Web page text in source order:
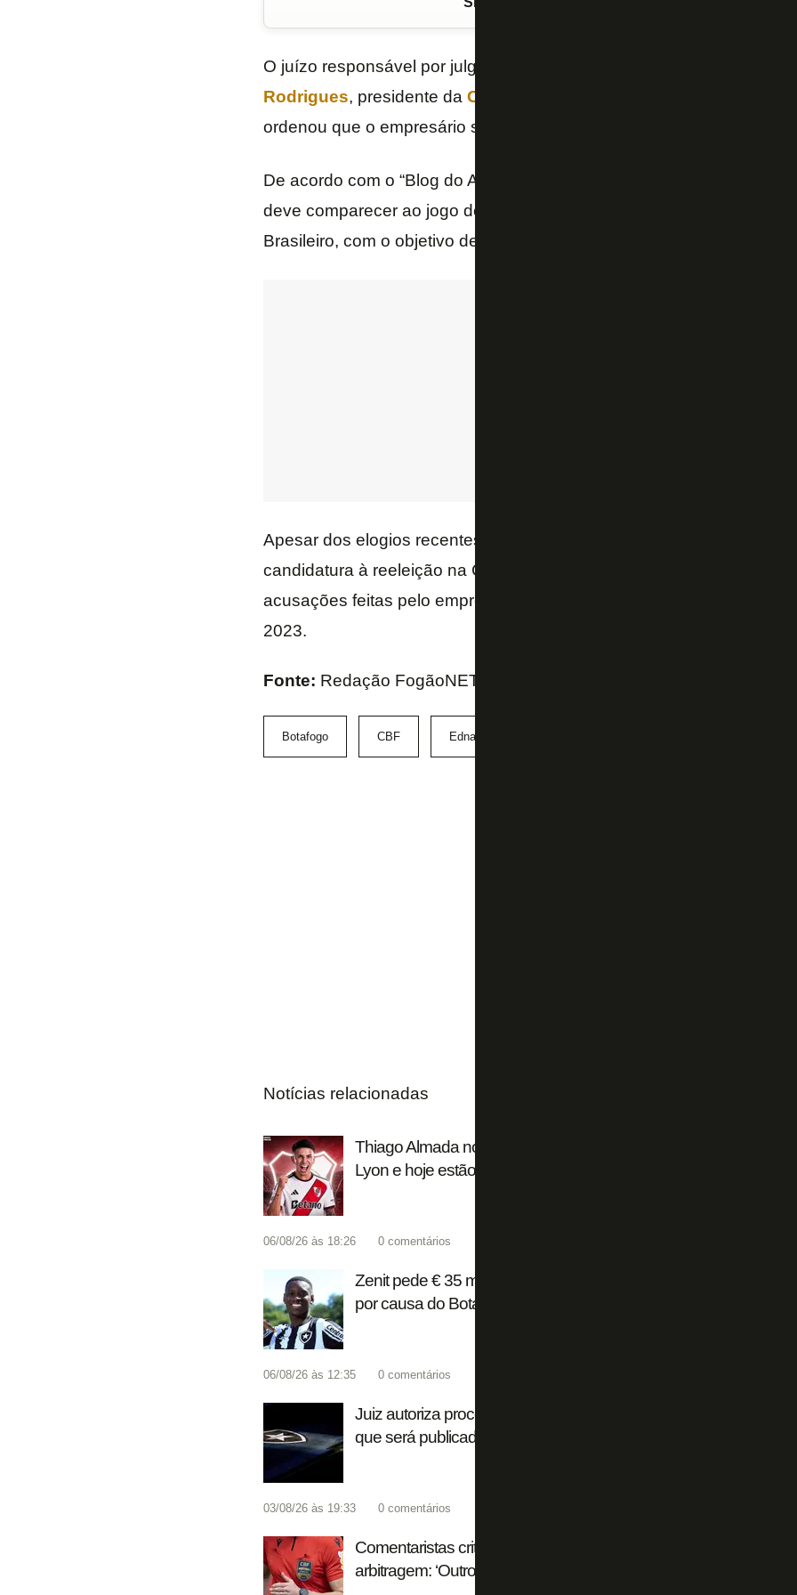
O juízo responsável por julgar a ação de danos morais movida por
Rodrigues, presidente da CBF
ordenou que o empresário seja notificado no Estádio Nilton Santos.
De acordo com o “Blog do Ancelmo Gois”, do jornal “O Globo”, um
deve comparecer ao jogo deste sábado entre Botafogo e Juventude,
Brasileiro, com o objetivo de notificar Textor sobre a disputa judicial.
Apesar dos elogios recentes de John Textor a Ednaldo, com apoio
candidatura à reeleição na CBF, a disputa judicial segue aberta por
acusações feitas pelo empresário norte-americano após jogo contra
2023.
Fonte: Redação FogãoNET e Blog do Ancelmo Gois (O Globo)
Botafogo CBF Ednaldo Rodrigues
Notícias relacionadas
Thiago Almada no River Plate: 50% dos direitos que eram do
Lyon e hoje estão sob posse de dois fundos
06/08/26 às 18:26 0 comentários
Zenit pede € 35 milhões fixos ao Flamengo por Luiz Henrique e
por causa do Botafogo
06/08/26 às 12:35 0 comentários
Juiz autoriza processamento da recuperação judicial da SAF do
que será publicado
03/08/26 às 19:33 0 comentários
Comentaristas criticam Flamengo e Palmeiras por troca de
arbitragem: ‘Outro dia estávamos falando do John Textor, é a